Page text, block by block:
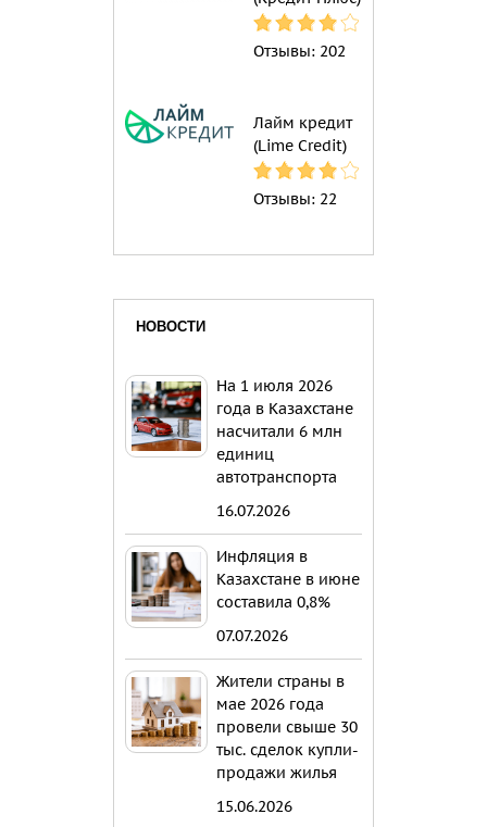
Отзывы: 202
Лайм кредит
(Lime Credit)
Отзывы: 22
НОВОСТИ
На 1 июля 2026
года в Казахстане
насчитали 6 млн
единиц
автотранспорта
16.07.2026
Инфляция в
Казахстане в июне
составила 0,8%
07.07.2026
Жители страны в
мае 2026 года
провели свыше 30
тыс. сделок купли-
продажи жилья
15.06.2026